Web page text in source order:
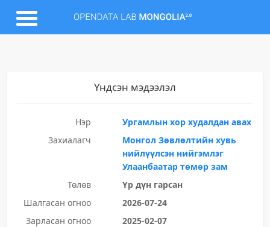
Үндсэн мэдээлэл
Нэр
Ургамлын хор худалдан авах
Захиалагч
Монгол Зөвлөлтийн хувь
нийлүүлсэн нийгэмлэг
Улаанбаатар төмөр зам
Төлөв
Үр дүн гарсан
Шалгасан огноо
2026-07-24
Зарласан огноо
2025-02-07